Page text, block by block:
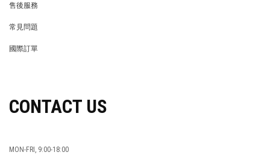
售後服務
常見問題
國際訂單
CONTACT US
MON-FRI, 9:00-18:00